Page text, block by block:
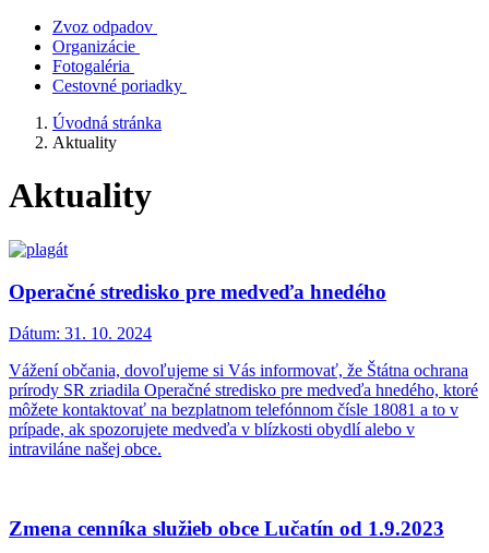
Zvoz odpadov
Organizácie
Fotogaléria
Cestovné poriadky
Úvodná stránka
Aktuality
Aktuality
Operačné stredisko pre medveďa hnedého
Dátum: 31. 10. 2024
Vážení občania, dovoľujeme si Vás informovať, že Štátna ochrana
prírody SR zriadila Operačné stredisko pre medveďa hnedého, ktoré
môžete kontaktovať na bezplatnom telefónnom čísle 18081 a to v
prípade, ak spozorujete medveďa v blízkosti obydlí alebo v
intraviláne našej obce.
Zmena cenníka služieb obce Lučatín od 1.9.2023